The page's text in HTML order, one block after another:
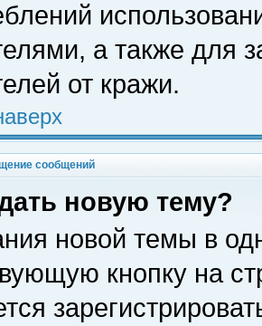
а также для
от кражи.
сообщений
новую тему?
новой темы в
кнопку на